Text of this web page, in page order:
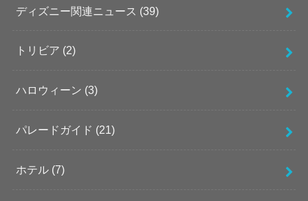
ディズニー関連ニュース (39)
トリビア (2)
ハロウィーン (3)
パレードガイド (21)
ホテル (7)